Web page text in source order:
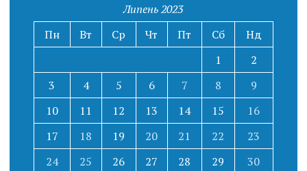
Липень 2023
Пн
Вт Ср Чт Пт Сб
Нд
1
2
3
4 5 6 7 8
9
10
11 12 13 14 15
16
17
18 19 20 21 22
23
24
25 26 27 28 29 30